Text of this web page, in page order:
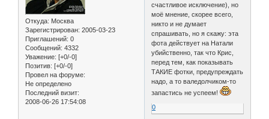
Откуда: Москва
Зарегистрирован: 2005-03-23
Приглашений: 0
Сообщений: 4332
Уважение: [+0/-0]
Позитив: [+0/-0]
Провел на форуме:
Не определено
Последний визит:
2008-06-26 17:54:08
счастливое исключение), но
моё мнение, скорее всего,
никто и не думает
спрашивать, но я скажу: эта
фота действует на Натали
убийственно, так что Крис,
перед тем, как показывать
ТАКИЕ фотки, предупреждать
надо, а то валедолчиком-то
запастись не успеем!
0